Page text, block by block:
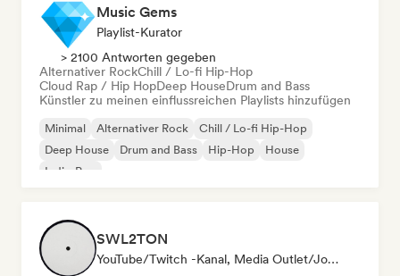
Music Gems
Playlist-Kurator
> 2100 Antworten gegeben
Alternativer RockChill / Lo-fi Hip-Hop
Cloud Rap / Hip HopDeep HouseDrum and Bass
Künstler zu meinen einflussreichen Playlists hinzufügen
Minimal Alternativer Rock
Chill / Lo-fi Hip-Hop
Deep House
Drum and Bass Hip-Hop
House
Indie-Pop
SWL2TON
YouTube/Twitch -Kanal, Media Outlet/Journalist